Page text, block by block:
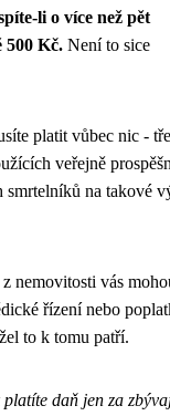
li o více než pět
500 Kč. Není to sice
platit vůbec nic -
veřejně
smrtelníků na takové
nemovitosti vás
řízení nebo
to k tomu patří.
daň jen za